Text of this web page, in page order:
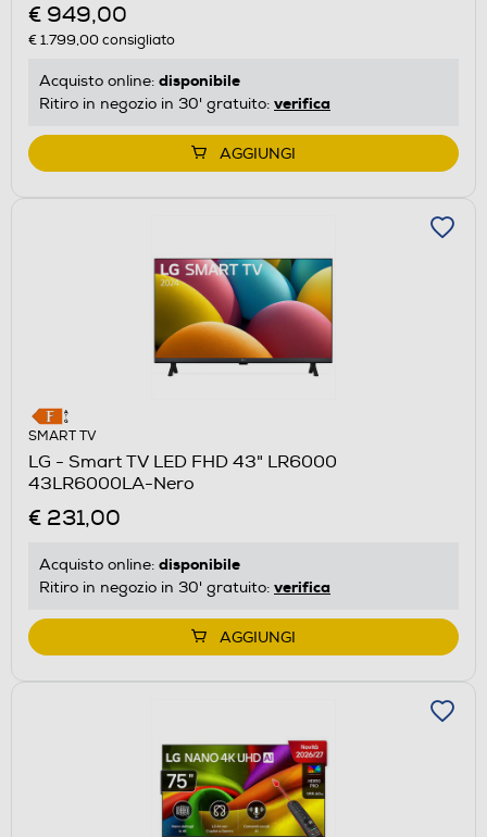
€ 949,00
€ 1.799,00consigliato
Acquisto online: disponibile
Ritiro in negozio in 30' gratuito: verifica
AGGIUNGI
SMART TV
LG - Smart TV LED FHD 43" LR6000
43LR6000LA-Nero
€ 231,00
Acquisto online: disponibile
Ritiro in negozio in 30' gratuito: verifica
AGGIUNGI